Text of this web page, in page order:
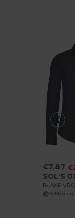
€7.87
SOL'S
+6 Kleuren